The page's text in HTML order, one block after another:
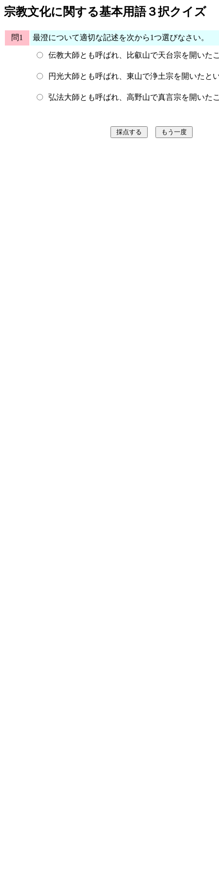
宗教文化に関する基本用語３択クイズ
問1 最澄について適切な記述を次から1つ選びなさい。
伝教大師とも呼ばれ、比叡山で天台宗を開いた
円光大師とも呼ばれ、東山で浄土宗を開いたと
弘法大師とも呼ばれ、高野山で真言宗を開いた